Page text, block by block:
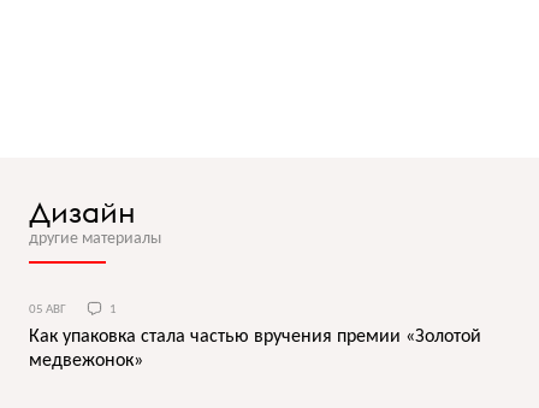
Дизайн
другие материалы
05 АВГ 1
Как упаковка стала частью вручения премии «Золотой
медвежонок»